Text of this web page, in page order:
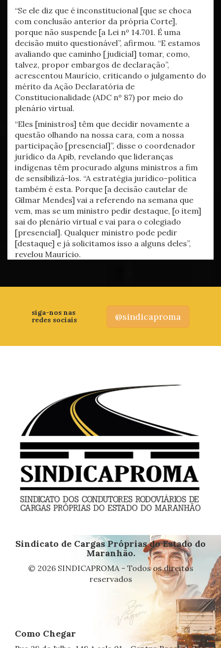
“Se ele diz que é inconstitucional [que se choca
com conclusão anterior da própria Corte],
porque não suspende [a Lei nº 14.701. É uma
decisão muito questionável”, afirmou. “E estamos
avaliando que caminho [judicial] tomar, como,
talvez, propor embargos de declaração”,
acrescentou Maurício, criticando o julgamento do
mérito da Ação Declaratória de
Constitucionalidade (ADC nº 87) por meio do
plenário virtual.
“Eles [ministros] têm que decidir novamente a
questão olhando na nossa cara, com a nossa
participação [presencial]”, disse o coordenador
jurídico da Apib, revelando que lideranças
indígenas têm procurado alguns ministros a fim
de sensibilizá-los. “A estratégia jurídico-política
também é esta. Porque [a decisão cautelar de
Gilmar Mendes] vai a referendo na semana que
vem, mas se um ministro pedir destaque, [o item]
sai do plenário virtual e vai para o colegiado
[presencial]. Qualquer ministro pode pedir
[destaque] e já solicitamos isso a alguns deles”,
revelou Maurício.
siga-nos nas
redes sociais
@sindicaproma
Sindicato de Cargas Próprias do Estado do
Maranhão.
© 2026 SINDICAPROMA - Todos os direitos
reservados
Como Chegar